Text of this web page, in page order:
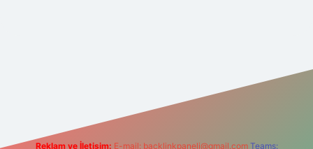
elexbetgiris.org
Reklam ve İletişim: E-mail: backlinkpaneli@gmail.com Teams: